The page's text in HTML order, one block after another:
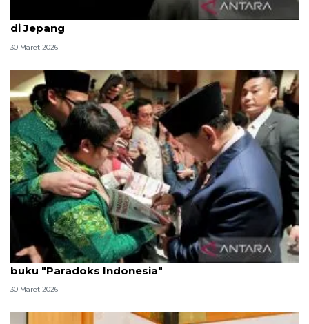
Presiden Prabowo disambut hangat anak diaspora
di Jepang
30 Maret 2026
Bertemu Presiden, diaspora RI di Jepang bawa
buku "Paradoks Indonesia"
30 Maret 2026